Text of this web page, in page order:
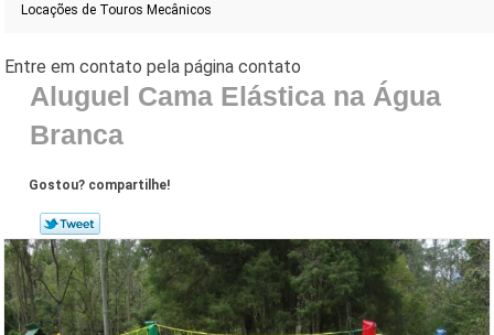
Locações de Touros Mecânicos
Aluguel Cama Elástica na Água
Branca
Gostou? compartilhe!